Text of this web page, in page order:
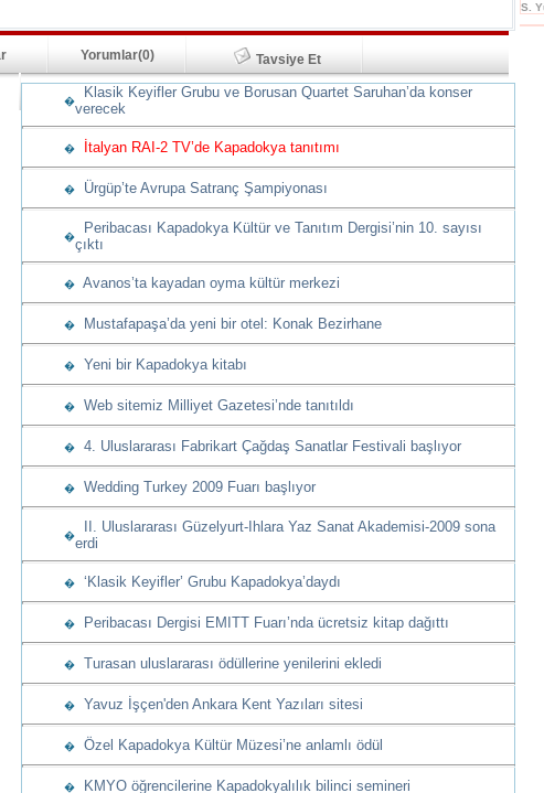
Yorumlar(0) Tavsiye Et
�
Klasik Keyifler Grubu ve Borusan Quartet Saruhan’da konser
verecek
� İtalyan RAI-2 TV’de Kapadokya tanıtımı
� Ürgüp’te Avrupa Satranç Şampiyonası
�
Peribacası Kapadokya Kültür ve Tanıtım Dergisi’nin 10. sayısı
çıktı
� Avanos’ta kayadan oyma kültür merkezi
� Mustafapaşa’da yeni bir otel: Konak Bezirhane
� Yeni bir Kapadokya kitabı
� Web sitemiz Milliyet Gazetesi’nde tanıtıldı
� 4. Uluslararası Fabrikart Çağdaş Sanatlar Festivali başlıyor
� Wedding Turkey 2009 Fuarı başlıyor
�
II. Uluslararası Güzelyurt-Ihlara Yaz Sanat Akademisi-2009 sona
erdi
� ‘Klasik Keyifler’ Grubu Kapadokya’daydı
� Peribacası Dergisi EMITT Fuarı’nda ücretsiz kitap dağıttı
� Turasan uluslararası ödüllerine yenilerini ekledi
� Yavuz İşçen'den Ankara Kent Yazıları sitesi
� Özel Kapadokya Kültür Müzesi’ne anlamlı ödül
� KMYO öğrencilerine Kapadokyalılık bilinci semineri
S.